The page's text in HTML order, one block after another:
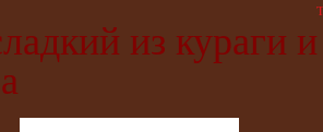
из кураги и